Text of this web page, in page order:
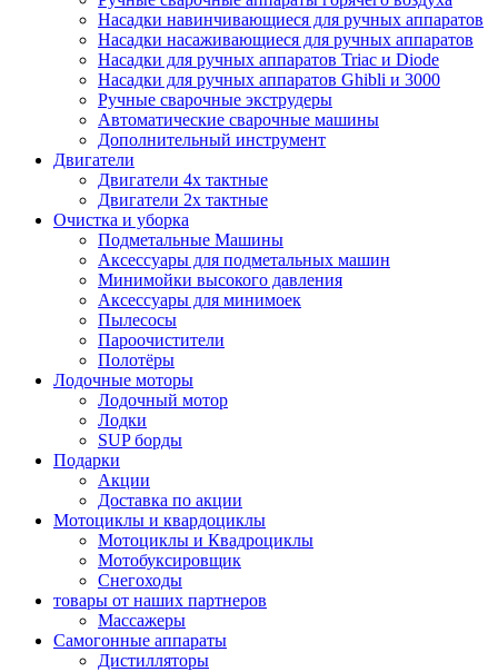
Насадки навинчивающиеся для ручных аппаратов
Насадки насаживающиеся для ручных аппаратов
Насадки для ручных аппаратов Triac и Diode
Насадки для ручных аппаратов Ghibli и 3000
Ручные сварочные экструдеры
Автоматические сварочные машины
Дополнительный инструмент
Двигатели
Двигатели 4х тактные
Двигатели 2х тактные
Очистка и уборка
Подметальные Машины
Аксессуары для подметальных машин
Минимойки высокого давления
Аксессуары для минимоек
Пылесосы
Пароочистители
Полотёры
Лодочные моторы
Лодочный мотор
Лодки
SUP борды
Подарки
Акции
Доставка по акции
Мотоциклы и квардоциклы
Мотоциклы и Квадроциклы
Мотобуксировщик
Снегоходы
товары от наших партнеров
Массажеры
Самогонные аппараты
Дистилляторы